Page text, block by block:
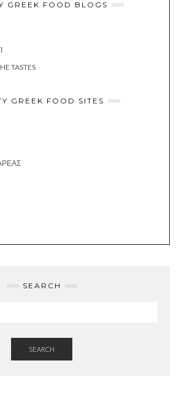
GREEK FOOD BLOGS
TASTES
GREEK FOOD SITES
SEARCH
SEARCH